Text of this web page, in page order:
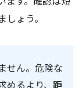
しょう。
せん。危険な
るより、 距